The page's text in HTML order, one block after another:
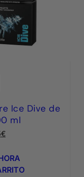
Ice Dive de
ml
€El
actual
es: